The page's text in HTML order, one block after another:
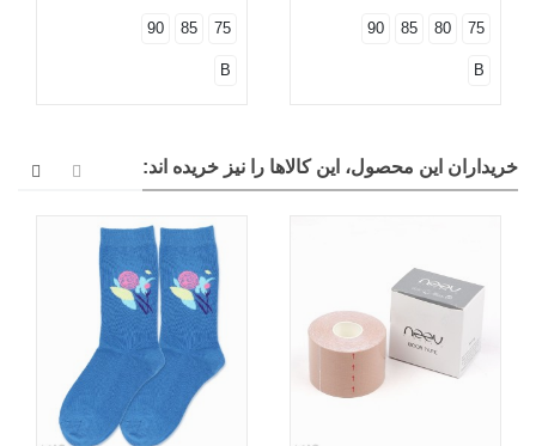
75
80
85
90
B
75
85
90
B
خریداران این محصول، این کالاها را نیز خریده اند: